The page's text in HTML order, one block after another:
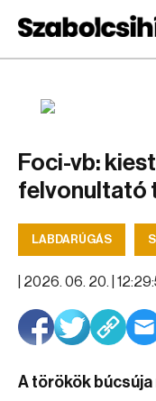
Foci-vb:
felvonultató
LABDARÚGÁS
2026. 06. 20. |
A törökök búcsúja